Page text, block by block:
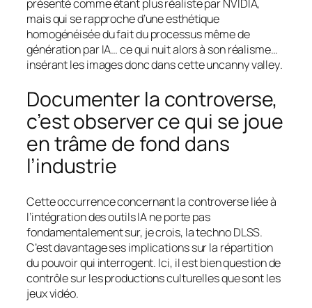
présenté comme étant plus réaliste par NVIDIA,
mais qui se rapproche d’une esthétique
homogénéisée du fait du processus même de
génération par IA… ce qui nuit alors à son réalisme…
insérant les images donc dans cetteuncanny valley.
Documenter la controverse,
c’est observer ce qui se joue
en trâme de fond dans
l’industrie
Cette occurrence concernant la controverse liée à
l’intégration des outils IA ne porte pas
fondamentalement sur, je crois, la techno DLSS.
C’est davantage ses implications sur la répartition
du pouvoir qui interrogent. Ici, il est bien question de
contrôle sur les productions culturelles que sont les
jeux vidéo.